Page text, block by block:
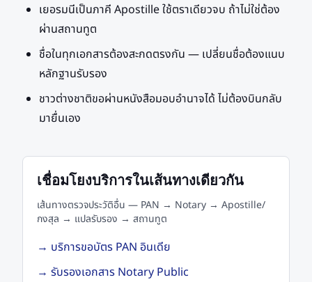
เยอรมนีเป็นภาคี Apostille ใช้ตราเดียวจบ ถ้าไม่ใช่ต้อง
ผ่านสถานทูต
ชื่อในทุกเอกสารต้องสะกดตรงกัน — เปลี่ยนชื่อต้องแนบ
หลักฐานรับรอง
ชาวต่างชาติขอผ่านหนังสือมอบอำนาจได้ ไม่ต้องบินกลับ
มายื่นเอง
เชื่อมโยงบริการในเส้นทางเดียวกัน
เส้นทางตรวจประวัติอื่น — PAN → Notary → Apostille/
กงสุล → แปลรับรอง → สถานทูต
→ บริการขอบัตร PAN อินเดีย
→ รับรองเอกสาร Notary Public